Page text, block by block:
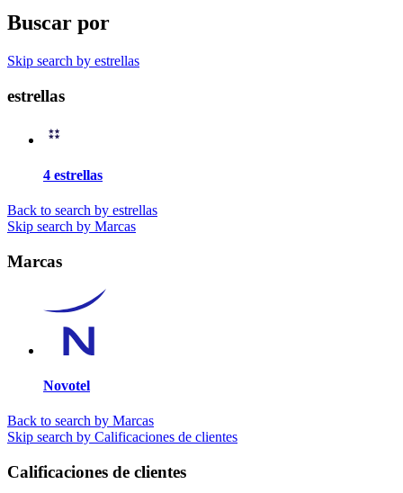
Buscar por
Skip search by estrellas
estrellas
4 estrellas
Back to search by estrellas
Skip search by Marcas
Marcas
Novotel
Back to search by Marcas
Skip search by Calificaciones de clientes
Calificaciones de clientes